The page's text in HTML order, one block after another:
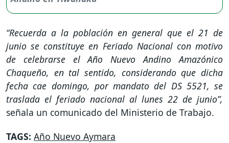
“Recuerda a la población en general que el 21 de
junio se constituye en Feriado Nacional con motivo
de celebrarse el Año Nuevo Andino Amazónico
Chaqueño, en tal sentido, considerando que dicha
fecha cae domingo, por mandato del DS 5521, se
traslada el feriado nacional al lunes 22 de junio”,
señala un comunicado del Ministerio de Trabajo.
TAGS: Año Nuevo Aymara